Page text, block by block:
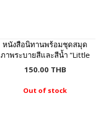
หนังสือนิทานพร้อมชุดสมุด
ภาพระบายสีและสีน้ำ “Little
Artist : Animals” ปกเหลือง
150.00 THB
Out of stock